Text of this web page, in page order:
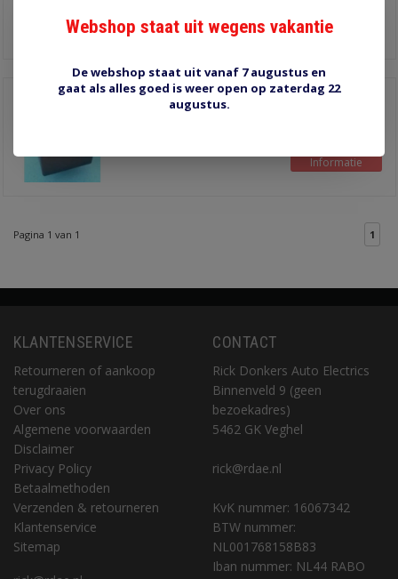
zonder geluid Informatie
7003 knipperautomaat
Informatie
Pagina 1 van 1 1
KLANTENSERVICE
Retourneren of aankoop
terugdraaien
Over ons
Algemene voorwaarden
Disclaimer
Privacy Policy
Betaalmethoden
Verzenden & retourneren
Klantenservice
Sitemap
CONTACT
Rick Donkers Auto Electrics
Binnenveld 9 (geen
bezoekadres)
5462 GK Veghel
rick@rdae.nl
KvK nummer: 16067342
BTW nummer:
NL001768158B83
Iban nummer: NL44 RABO
Webshop staat uit wegens vakantie
De webshop staat uit vanaf 7 augustus en
gaat als alles goed is weer open op zaterdag 22
augustus.